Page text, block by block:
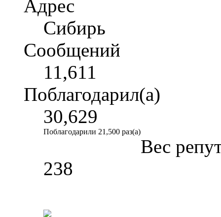
Адрес
Сибирь
Сообщений
11,611
Поблагодарил(а)
30,629
Поблагодарили 21,500 раз(а)
Вес
238